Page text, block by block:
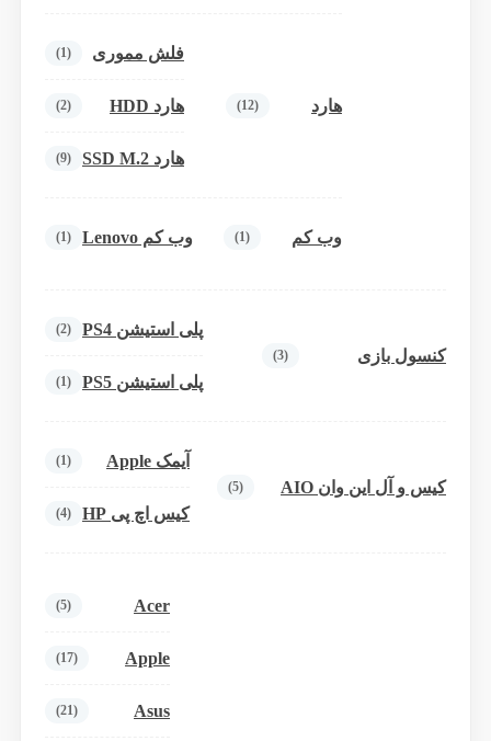
هارد (12)
فلش مموری (1)
هارد HDD (2)
هارد SSD M.2 (9)
وب کم (1) وب کم Lenovo (1)
کنسول بازی (3)
پلی استیشن PS4 (2)
پلی استیشن PS5 (1)
کیس و آل این وان AIO (5)
آیمک Apple (1)
کیس اچ پی HP (4)
Acer
(5)
Apple
(17)
Asus
(21)